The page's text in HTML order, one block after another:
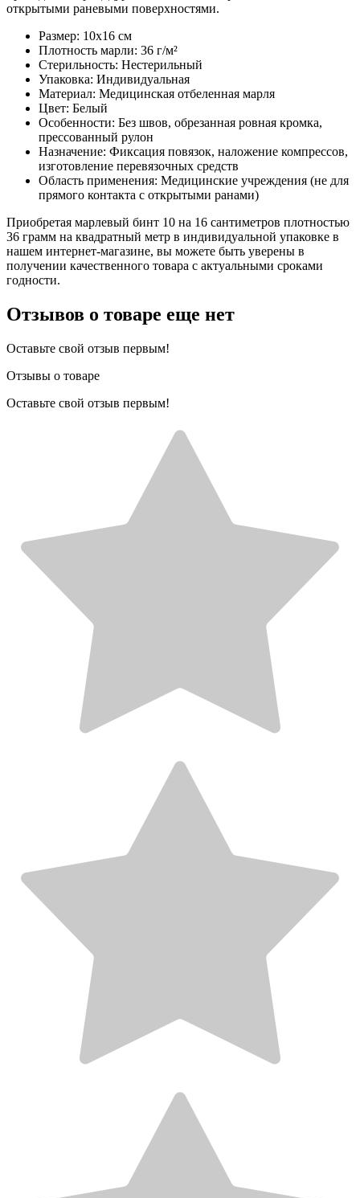
открытыми раневыми поверхностями.
Размер: 10x16 см
Плотность марли: 36 г/м²
Стерильность: Нестерильный
Упаковка: Индивидуальная
Материал: Медицинская отбеленная марля
Цвет: Белый
Особенности: Без швов, обрезанная ровная кромка,
прессованный рулон
Назначение: Фиксация повязок, наложение компрессов,
изготовление перевязочных средств
Область применения: Медицинские учреждения (не для
прямого контакта с открытыми ранами)
Приобретая марлевый бинт 10 на 16 сантиметров плотностью
36 грамм на квадратный метр в индивидуальной упаковке в
нашем интернет-магазине, вы можете быть уверены в
получении качественного товара с актуальными сроками
годности.
Отзывов о товаре еще нет
Оставьте свой отзыв первым!
Отзывы о товаре
Оставьте свой отзыв первым!